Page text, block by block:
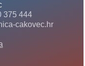
375 444
cakovec.hr